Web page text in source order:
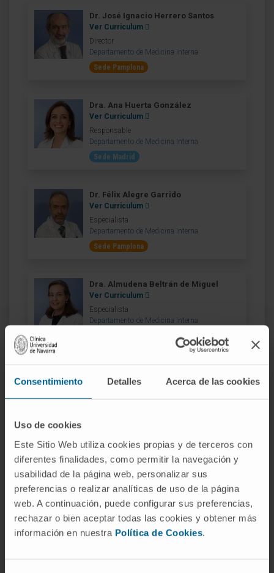
Consentimiento Detalles Acerca de las cookies
Uso de cookies
Este Sitio Web utiliza cookies propias y de terceros con
diferentes finalidades, como permitir la navegación y
usabilidad de la página web, personalizar sus
preferencias o realizar analíticas de uso de la página
web. A continuación, puede configurar sus preferencias,
rechazar o bien aceptar todas las cookies y obtener más
información en nuestra Política de Cookies.
Dr. José Ignacio Herrero Santos
Ver Curriculum
Director
Departamento de Medicina Interna
Sede Pamplona
Dra. Ana Huerta González
Ver Curriculum
Responsable
Departamento de Medicina Interna
Sede Madrid
Dr. Félix Alegre Garrido
Ver Curriculum
Especialista
Departamento de Medicina Interna
Sede Pamplona
Dra. Almudena Beltrán de Miguel
Ver Curriculum
Especialista
Departamento de Medicina Interna
Ver Curriculum
Especialista
Dr. Manuel de la Torre Aláez
Ver Curriculum
Especialista
Departamento de Medicina Interna
Sede Madrid